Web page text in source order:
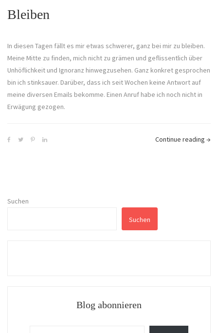
Bleiben
In diesen Tagen fällt es mir etwas schwerer, ganz bei mir zu bleiben.
Meine Mitte zu finden, mich nicht zu grämen und geflissentlich über
Unhöflichkeit und Ignoranz hinwegzusehen. Ganz konkret gesprochen
bin ich stinksauer. Darüber, dass ich seit Wochen keine Antwort auf
meine diversen Emails bekomme. Einen Anruf habe ich noch nicht in
Erwägung gezogen.
Continue reading →
Suchen
Suchen
Blog abonnieren